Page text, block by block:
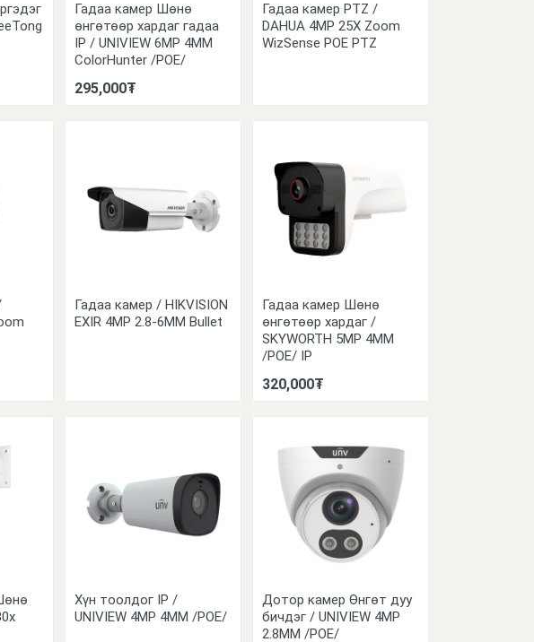
Гадаа камер Шөнө
өнгөтөөр хардаг гадаа
IP / UNIVIEW 6MP 4MM
ColorHunter /POE/
295,000₮
Гадаа камер PTZ /
DAHUA 4MP 25X Zoom
WizSense POE PTZ
Гадаа камер / HIKVISION
EXIR 4MP 2.8-6MM Bullet
Гадаа камер Шөнө
өнгөтөөр хардаг /
SKYWORTH 5MP 4MM
/POE/ IP
320,000₮
Хүн тоолдог IP /
UNIVIEW 4MP 4MM /POE/
Дотор камер Өнгөт дуу
бичдэг / UNIVIEW 4MP
2.8MM /POE/